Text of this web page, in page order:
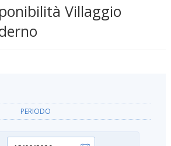
Villaggio
PERIODO